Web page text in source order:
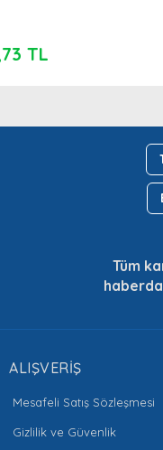
TL
Tüm
ALIŞVERİŞ
Mesafeli Satış Sözleşmesi
Gizlilik ve Güvenlik